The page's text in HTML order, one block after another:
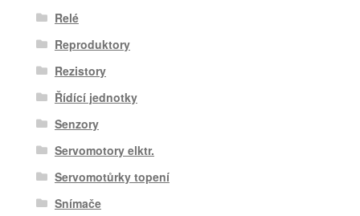
Relé
Reproduktory
Rezistory
Řídící jednotky
Senzory
Servomotory elktr.
Servomotůrky topení
Snímače